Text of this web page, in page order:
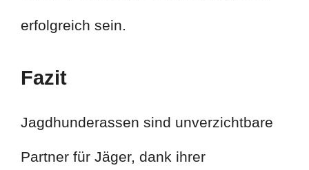
erfolgreich sein.
Fazit
Jagdhunderassen sind unverzichtbare
Partner für Jäger, dank ihrer